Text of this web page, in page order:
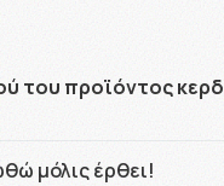
του προϊόντος
μόλις έρθει!